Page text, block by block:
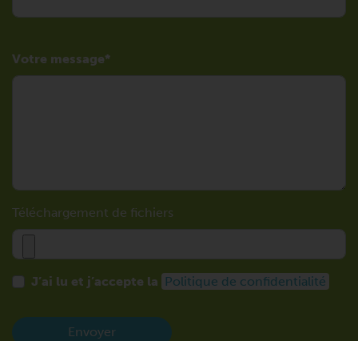
Votre message
Téléchargement de fichiers
J’ai lu et j’accepte la Politique de confidentialité
Envoyer